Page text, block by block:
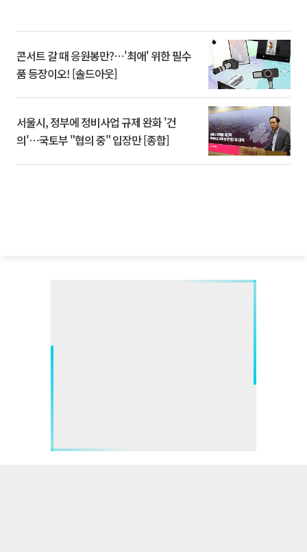
콘서트 갈 때 응원봉만?⋯'최애' 위한 필수
품 등장이오! [솔드아웃]
서울시, 정부에 정비사업 규제 완화 '건
의'⋯국토부 "협의 중" 입장만 [종합]